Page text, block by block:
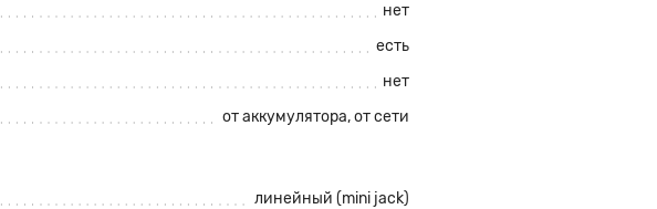
нет
есть
нет
от аккумулятора, от сети
линейный (mini jack)